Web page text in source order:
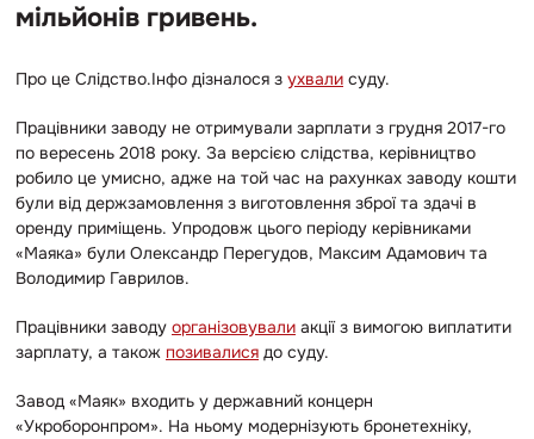
мільйонів гривень.
Про це Слідство.Інфо дізналося з ухвали суду.
Працівники заводу не отримували зарплати з грудня 2017-го
по вересень 2018 року. За версією слідства, керівництво
робило це умисно, адже на той час на рахунках заводу кошти
були від держзамовлення з виготовлення зброї та здачі в
оренду приміщень. Упродовж цього періоду керівниками
«Маяка» були Олександр Перегудов, Максим Адамович та
Володимир Гаврилов.
Працівники заводу організовували акції з вимогою виплатити
зарплату, а також позивалися до суду.
Завод «Маяк» входить у державний концерн
«Укроборонпром». На ньому модернізують бронетехніку,